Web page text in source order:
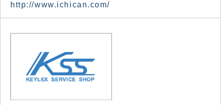
http://www.ichican.com/